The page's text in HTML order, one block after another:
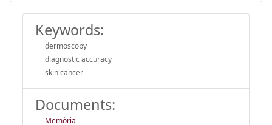
Keywords:
dermoscopy
diagnostic accuracy
skin cancer
Documents:
Memòria